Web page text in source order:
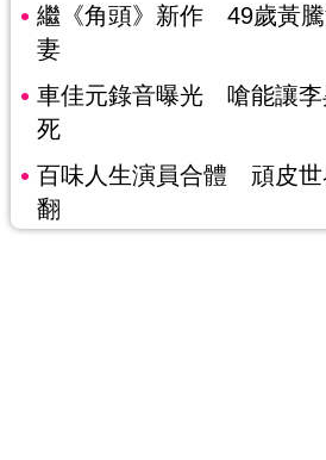
繼《角頭》新作 49歲黃騰
妻
車佳元錄音曝光 嗆能讓李
死
百味人生演員合體 頑皮世
翻